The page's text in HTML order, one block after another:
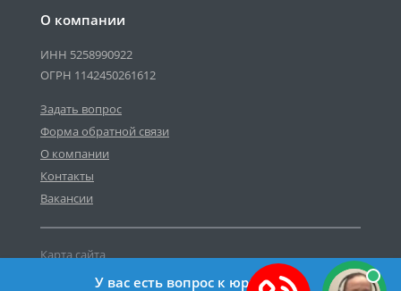
О компании
ИНН 5258990922
ОГРН 1142450261612
Задать вопрос
Форма обратной связи
О компании
Контакты
Вакансии
Карта сайта
Политика персональных данных
У вас есть вопрос к юристу?